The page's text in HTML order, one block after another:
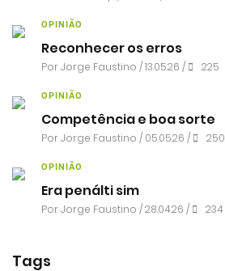
OPINIÃO
Reconhecer os erros
PorJorge Faustino / 13.05.26 / 225
OPINIÃO
Competência e boa sorte
PorJorge Faustino / 05.05.26 / 250
OPINIÃO
Era penálti sim
PorJorge Faustino / 28.04.26 / 234
Tags